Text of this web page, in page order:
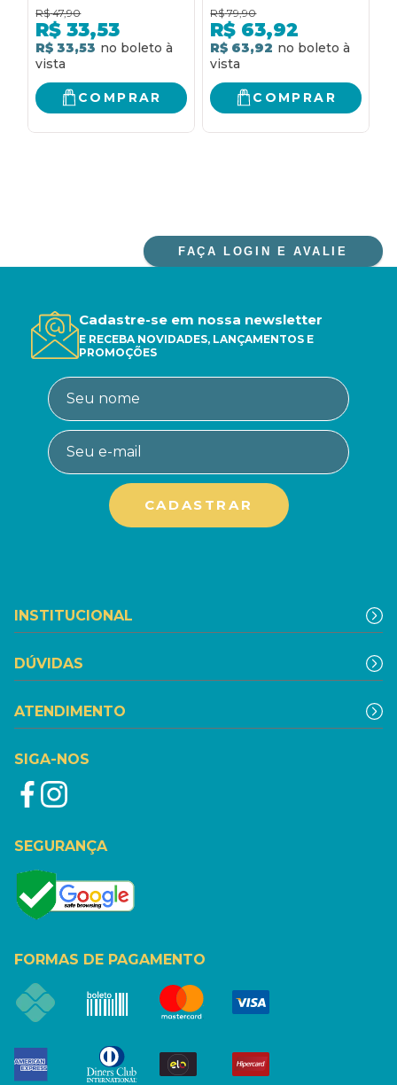
R$ 47,90
R$ 33,53
R$ 33,53
COMPRAR
R$ 79,90
R$ 63,92
R$ 63,92
COMPRAR
FAÇA LOGIN E AVALIE
Cadastre-se em nossa newsletter
E RECEBA NOVIDADES, LANÇAMENTOS E
PROMOÇÕES
INSTITUCIONAL
DÚVIDAS
ATENDIMENTO
SIGA-NOS
SEGURANÇA
FORMAS DE PAGAMENTO